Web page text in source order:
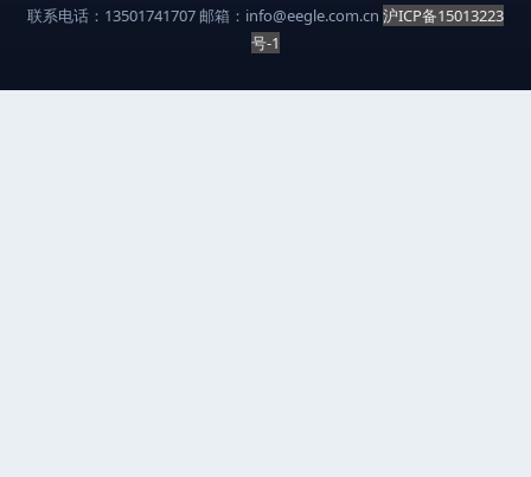
联系电话：13501741707 邮箱：info@eegle.com.cn 沪ICP备15013223
号-1